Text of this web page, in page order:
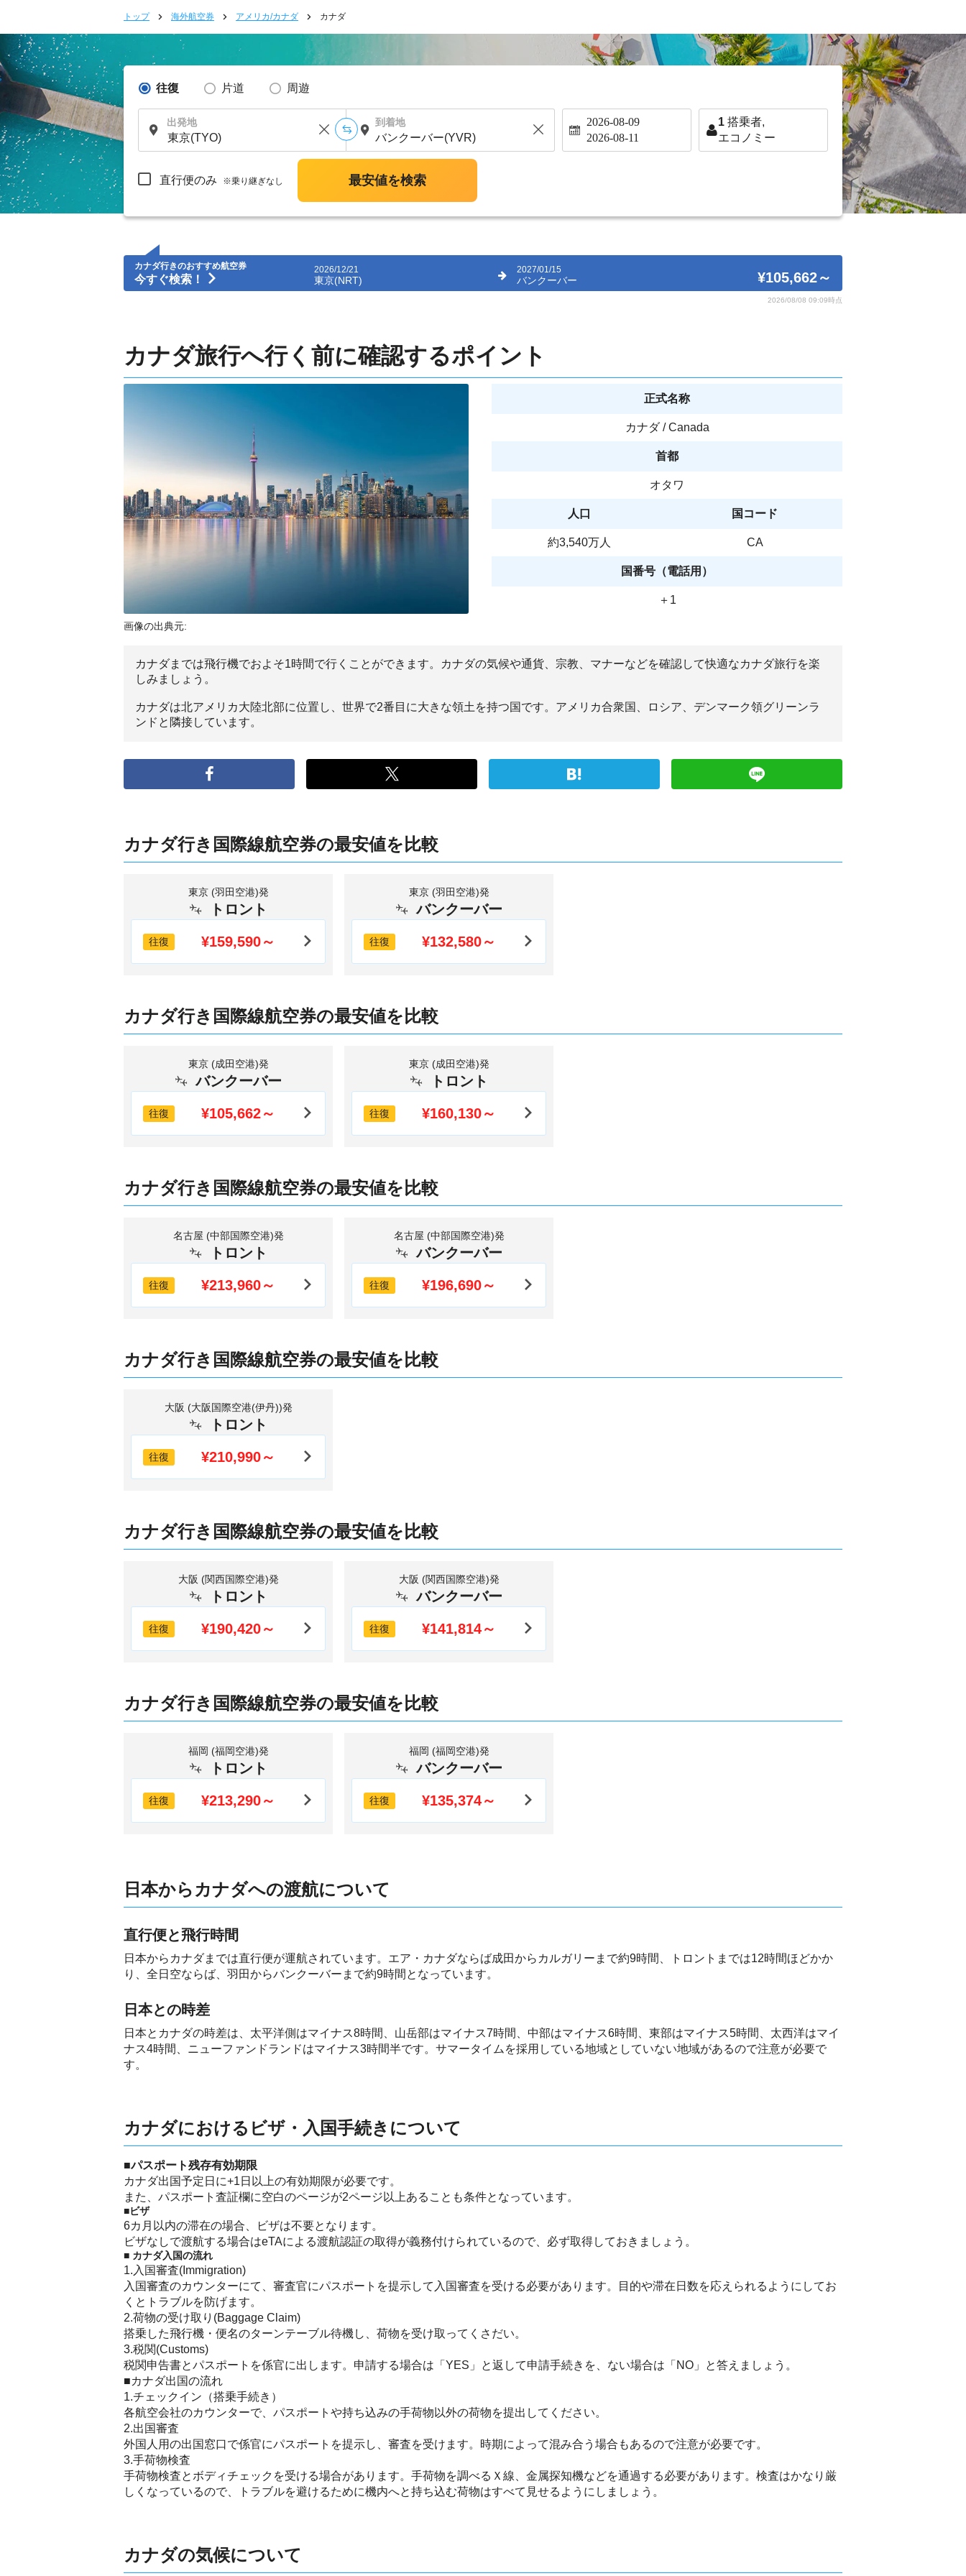
トップ 海外航空券 アメリカ/カナダ カナダ
往復 片道 周遊
出発地 到着地 2026-08-09
2026-08-11
1 搭乗者,
エコノミー
直行便のみ ※乗り継ぎなし 最安値を検索
カナダ行きのおすすめ航空券
今すぐ検索！
2026/12/21
東京(NRT)
2027/01/15
バンクーバー ¥105,662～
2026/08/08 09:09時点
カナダ旅行へ行く前に確認するポイント
画像の出典元:
正式名称
カナダ / Canada
首都
オタワ
人口 国コード
約3,540万人 CA
国番号（電話用）
＋1
カナダまでは飛行機でおよそ1時間で行くことができます。カナダの気候や通貨、宗教、マナーなどを確認して快適なカナダ旅行を楽
しみましょう。
カナダは北アメリカ大陸北部に位置し、世界で2番目に大きな領土を持つ国です。アメリカ合衆国、ロシア、デンマーク領グリーンラ
ンドと隣接しています。
カナダ行き国際線航空券の最安値を比較
東京 (羽田空港)発
トロント
往復 ¥159,590～
東京 (羽田空港)発
バンクーバー
往復 ¥132,580～
カナダ行き国際線航空券の最安値を比較
東京 (成田空港)発
バンクーバー
往復 ¥105,662～
東京 (成田空港)発
トロント
往復 ¥160,130～
カナダ行き国際線航空券の最安値を比較
名古屋 (中部国際空港)発
トロント
往復 ¥213,960～
名古屋 (中部国際空港)発
バンクーバー
往復 ¥196,690～
カナダ行き国際線航空券の最安値を比較
大阪 (大阪国際空港(伊丹))発
トロント
往復 ¥210,990～
カナダ行き国際線航空券の最安値を比較
大阪 (関西国際空港)発
トロント
往復 ¥190,420～
大阪 (関西国際空港)発
バンクーバー
往復 ¥141,814～
カナダ行き国際線航空券の最安値を比較
福岡 (福岡空港)発
トロント
往復 ¥213,290～
福岡 (福岡空港)発
バンクーバー
往復 ¥135,374～
日本からカナダへの渡航について
直行便と飛行時間
日本からカナダまでは直行便が運航されています。エア・カナダならば成田からカルガリーまで約9時間、トロントまでは12時間ほどかか
り、全日空ならば、羽田からバンクーバーまで約9時間となっています。
日本との時差
日本とカナダの時差は、太平洋側はマイナス8時間、山岳部はマイナス7時間、中部はマイナス6時間、東部はマイナス5時間、太西洋はマイ
ナス4時間、ニューファンドランドはマイナス3時間半です。サマータイムを採用している地域としていない地域があるので注意が必要で
す。
カナダにおけるビザ・入国手続きについて
■パスポート残存有効期限
カナダ出国予定日に+1日以上の有効期限が必要です。
また、パスポート査証欄に空白のページが2ページ以上あることも条件となっています。
■ビザ
6カ月以内の滞在の場合、ビザは不要となります。
ビザなしで渡航する場合はeTAによる渡航認証の取得が義務付けられているので、必ず取得しておきましょう。
■ カナダ入国の流れ
1.入国審査(Immigration)
入国審査のカウンターにて、審査官にパスポートを提示して入国審査を受ける必要があります。目的や滞在日数を応えられるようにしてお
くとトラブルを防げます。
2.荷物の受け取り(Baggage Claim)
搭乗した飛行機・便名のターンテーブル待機し、荷物を受け取ってくさだい。
3.税関(Customs)
税関申告書とパスポートを係官に出します。申請する場合は「YES」と返して申請手続きを、ない場合は「NO」と答えましょう。
■カナダ出国の流れ
1.チェックイン（搭乗手続き）
各航空会社のカウンターで、パスポートや持ち込みの手荷物以外の荷物を提出してください。
2.出国審査
外国人用の出国窓口で係官にパスポートを提示し、審査を受けます。時期によって混み合う場合もあるので注意が必要です。
3.手荷物検査
手荷物検査とボディチェックを受ける場合があります。手荷物を調べるＸ線、金属探知機などを通過する必要があります。検査はかなり厳
しくなっているので、トラブルを避けるために機内へと持ち込む荷物はすべて見せるようにしましょう。
カナダの気候について